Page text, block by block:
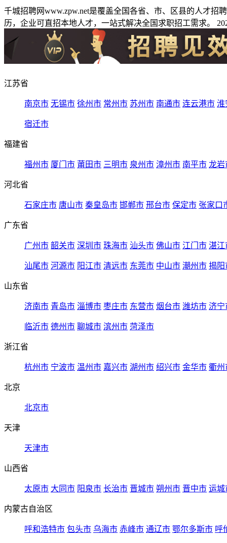
千城招聘网www.zpw.net是覆盖全国各省、市、区县的人才
历，企业可直招本地人才，一站式解决全国求职招工需求。
江苏省
南京市 无锡市 徐州市 常州市 苏州市 南通市 连云港市 淮
宿迁市
福建省
福州市 厦门市 莆田市 三明市 泉州市 漳州市 南平市 龙岩
河北省
石家庄市 唐山市 秦皇岛市 邯郸市 邢台市 保定市 张家口
广东省
广州市 韶关市 深圳市 珠海市 汕头市 佛山市 江门市 湛江
汕尾市 河源市 阳江市 清远市 东莞市 中山市 潮州市 揭阳
山东省
济南市 青岛市 淄博市 枣庄市 东营市 烟台市 潍坊市 济宁
临沂市 德州市 聊城市 滨州市 菏泽市
浙江省
杭州市 宁波市 温州市 嘉兴市 湖州市 绍兴市 金华市 衢州
北京
北京市
天津
天津市
山西省
太原市 大同市 阳泉市 长治市 晋城市 朔州市 晋中市 运城
内蒙古自治区
呼和浩特市 包头市 乌海市 赤峰市 通辽市 鄂尔多斯市 呼